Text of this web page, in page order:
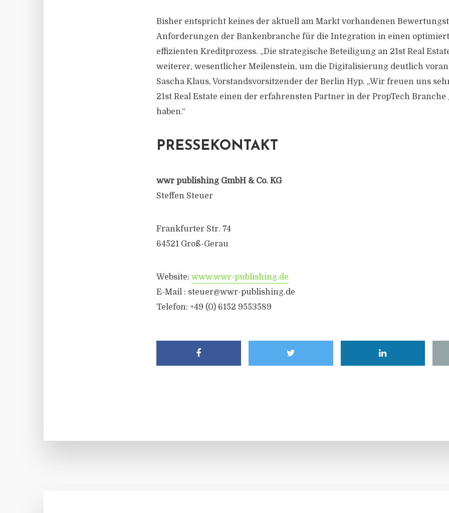
Bisher entspricht keines der aktuell am Markt vorhandenen
Anforderungen der Bankenbranche für die Integration in einen
effizienten Kreditprozess. „Die strategische Beteiligung an 21st Real
weiterer, wesentlicher Meilenstein, um die Digitalisierung deutlich
Sascha Klaus, Vorstandsvorsitzender der Berlin Hyp. „Wir freuen uns
21st Real Estate einen der erfahrensten Partner in der PropTech
haben.“
PRESSEKONTAKT
wwr publishing GmbH & Co. KG
Steffen Steuer
Frankfurter Str. 74
64521 Groß-Gerau
Website: www.wwr-publishing.de
E-Mail : steuer@wwr-publishing.de
Telefon: +49 (0) 6152 9553589